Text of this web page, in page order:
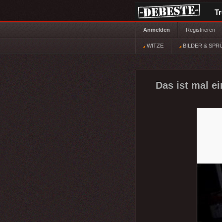
Anmelden Registrieren
WITZE BILDER &
Das ist mal